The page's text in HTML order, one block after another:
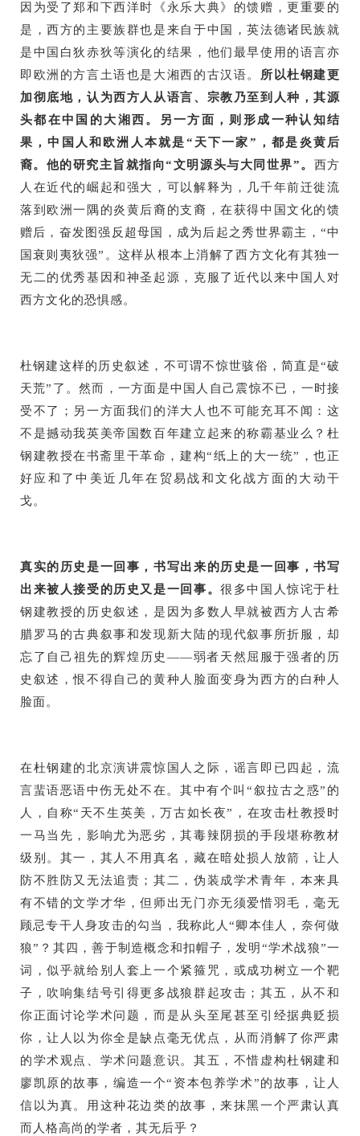
因为受了郑和下西洋时《永乐大典》的馈赠，更重要的
是，西方的主要族群也是来自于中国，英法德诸民族就
是中国白狄赤狄等演化的结果，他们最早使用的语言亦
即欧洲的方言土语也是大湘西的古汉语。 所以杜钢建更
加彻底地，认为西方人从语言、宗教乃至到人种，其源
头都在中国的大湘西。另一方面，则形成一种认知结
果，中国人和欧洲人本就是“天下一家”，都是炎黄后
裔。他的研究主旨就指向“文明源头与大同世界”。 西方
人在近代的崛起和强大，可以解释为，几千年前迁徙流
落到欧洲一隅的炎黄后裔的支裔，在获得中国文化的馈
赠后，奋发图强反超母国，成为后起之秀世界霸主，“中
国衰则夷狄强”。这样从根本上消解了西方文化有其独一
无二的优秀基因和神圣起源，克服了近代以来中国人对
西方文化的恐惧感。
杜钢建这样的历史叙述，不可谓不惊世骇俗，简直是“破
天荒”了。然而，一方面是中国人自己震惊不已，一时接
受不了；另一方面我们的洋大人也不可能充耳不闻：这
不是撼动我英美帝国数百年建立起来的称霸基业么？杜
钢建教授在书斋里干革命，建构“纸上的大一统”，也正
好应和了中美近几年在贸易战和文化战方面的大动干
戈。
真实的历史是一回事，书写出来的历史是一回事，书写
出来被人接受的历史又是一回事。很多中国人惊诧于杜
钢建教授的历史叙述，是因为多数人早就被西方人古希
腊罗马的古典叙事和发现新大陆的现代叙事所折服，却
忘了自己祖先的辉煌历史——弱者天然屈服于强者的历
史叙述，恨不得自己的黄种人脸面变身为西方的白种人
脸面。
在杜钢建的北京演讲震惊国人之际，谣言即已四起，流
言蜚语恶语中伤无处不在。其中有个叫“叙拉古之惑”的
人，自称“天不生英美，万古如长夜”，在攻击杜教授时
一马当先，影响尤为恶劣，其毒辣阴损的手段堪称教材
级别。其一，其人不用真名，藏在暗处损人放箭，让人
防不胜防又无法追责；其二，伪装成学术青年，本来具
有不错的文学才华，但师出无门亦无须爱惜羽毛，毫无
顾忌专干人身攻击的勾当，我称此人“卿本佳人，奈何做
狼”？其四，善于制造概念和扣帽子，发明“学术战狼”一
词，似乎就给别人套上一个紧箍咒，或成功树立一个靶
子，吹响集结号引得更多战狼群起攻击；其五，从不和
你正面讨论学术问题，而是从头至尾甚至引经据典贬损
你，让人以为你全是缺点毫无优点，从而消解了你严肃
的学术观点、学术问题意识。其五，不惜虚构杜钢建和
廖凯原的故事，编造一个“资本包养学术”的故事，让人
信以为真。用这种花边类的故事，来抹黑一个严肃认真
而人格高尚的学者，其无后乎？